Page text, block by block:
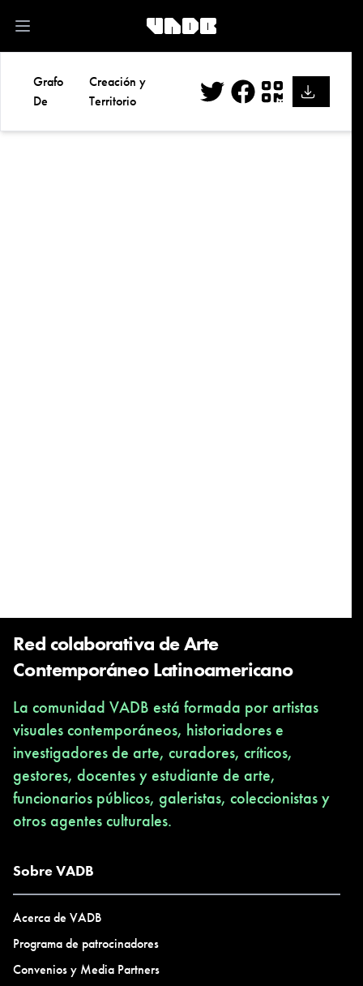
Open main menu
Grafo
De
Creación y
Territorio
Facebook
QR
Red colaborativa de Arte
Contemporáneo Latinoamericano
La comunidad VADB está formada por artistas
visuales contemporáneos, historiadores e
investigadores de arte, curadores, críticos,
gestores, docentes y estudiante de arte,
funcionarios públicos, galeristas, coleccionistas y
otros agentes culturales.
Sobre VADB
Acerca de VADB
Programa de patrocinadores
Convenios y Media Partners